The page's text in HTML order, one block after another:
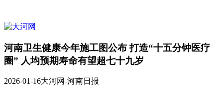
河南卫生健康今年施工图公布 打造“十五分钟医疗
圈” 人均预期寿命有望超七十九岁
2026-01-16大河网-河南日报